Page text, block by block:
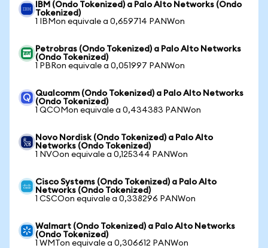
IBM (Ondo Tokenized) a Palo Alto Networks (Ondo
Tokenized)
1 IBMon equivale a 0,659714 PANWon
Petrobras (Ondo Tokenized) a Palo Alto Networks
(Ondo Tokenized)
1 PBRon equivale a 0,051997 PANWon
Qualcomm (Ondo Tokenized) a Palo Alto Networks
(Ondo Tokenized)
1 QCOMon equivale a 0,434383 PANWon
Novo Nordisk (Ondo Tokenized) a Palo Alto
Networks (Ondo Tokenized)
1 NVOon equivale a 0,125344 PANWon
Cisco Systems (Ondo Tokenized) a Palo Alto
Networks (Ondo Tokenized)
1 CSCOon equivale a 0,338296 PANWon
Walmart (Ondo Tokenized) a Palo Alto Networks
(Ondo Tokenized)
1 WMTon equivale a 0,306612 PANWon